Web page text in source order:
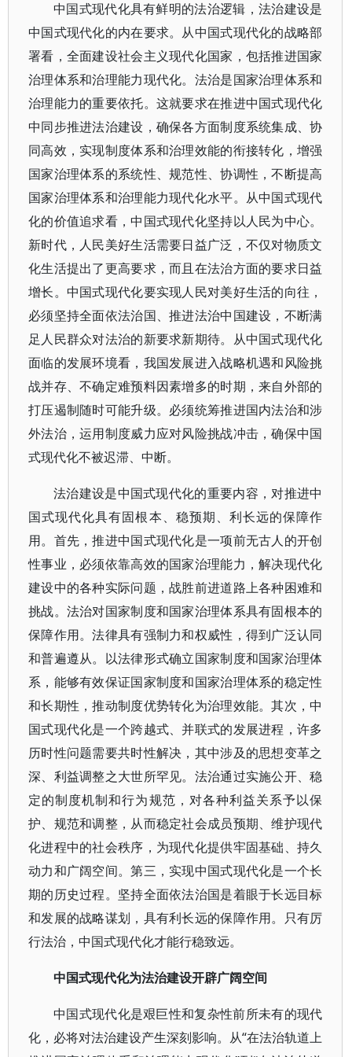
中国式现代化具有鲜明的法治逻辑，法治建设是
中国式现代化的内在要求。从中国式现代化的战略部
署看，全面建设社会主义现代化国家，包括推进国家
治理体系和治理能力现代化。法治是国家治理体系和
治理能力的重要依托。这就要求在推进中国式现代化
中同步推进法治建设，确保各方面制度系统集成、协
同高效，实现制度体系和治理效能的衔接转化，增强
国家治理体系的系统性、规范性、协调性，不断提高
国家治理体系和治理能力现代化水平。从中国式现代
化的价值追求看，中国式现代化坚持以人民为中心。
新时代，人民美好生活需要日益广泛，不仅对物质文
化生活提出了更高要求，而且在法治方面的要求日益
增长。中国式现代化要实现人民对美好生活的向往，
必须坚持全面依法治国、推进法治中国建设，不断满
足人民群众对法治的新要求新期待。从中国式现代化
面临的发展环境看，我国发展进入战略机遇和风险挑
战并存、不确定难预料因素增多的时期，来自外部的
打压遏制随时可能升级。必须统筹推进国内法治和涉
外法治，运用制度威力应对风险挑战冲击，确保中国
式现代化不被迟滞、中断。
法治建设是中国式现代化的重要内容，对推进中
国式现代化具有固根本、稳预期、利长远的保障作
用。首先，推进中国式现代化是一项前无古人的开创
性事业，必须依靠高效的国家治理能力，解决现代化
建设中的各种实际问题，战胜前进道路上各种困难和
挑战。法治对国家制度和国家治理体系具有固根本的
保障作用。法律具有强制力和权威性，得到广泛认同
和普遍遵从。以法律形式确立国家制度和国家治理体
系，能够有效保证国家制度和国家治理体系的稳定性
和长期性，推动制度优势转化为治理效能。其次，中
国式现代化是一个跨越式、并联式的发展进程，许多
历时性问题需要共时性解决，其中涉及的思想变革之
深、利益调整之大世所罕见。法治通过实施公开、稳
定的制度机制和行为规范，对各种利益关系予以保
护、规范和调整，从而稳定社会成员预期、维护现代
化进程中的社会秩序，为现代化提供牢固基础、持久
动力和广阔空间。第三，实现中国式现代化是一个长
期的历史过程。坚持全面依法治国是着眼于长远目标
和发展的战略谋划，具有利长远的保障作用。只有厉
行法治，中国式现代化才能行稳致远。
中国式现代化为法治建设开辟广阔空间
中国式现代化是艰巨性和复杂性前所未有的现代
化，必将对法治建设产生深刻影响。从“在法治轨道上